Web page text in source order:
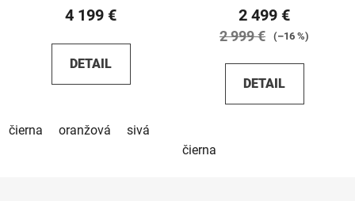
4 199 €
DETAIL
čierna oranžová sivá
2 499 €
2 999 € (–16 %)
DETAIL
čierna